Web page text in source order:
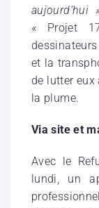
aujourd’hui
« Projet
et la
de lutter eux
la plume.
Via site et
Avec le
lundi, un